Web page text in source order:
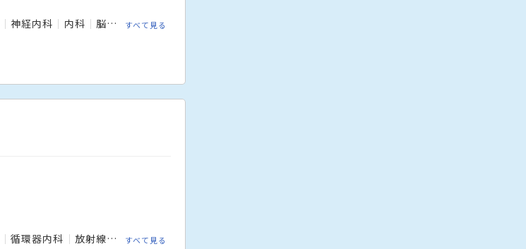
神経内科 内科 脳神経外科 整形外科
すべて見る
循環器内科 放射線科 整形外科
すべて見る